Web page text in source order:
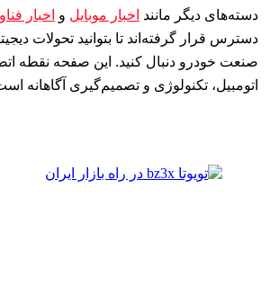
دسته‌های دیگر مانند اخبار موبایل و اخبار
دسترس قرار گرفته‌اند تا بتوانید تحولات
صنعت خودرو دنبال کنید. این صفحه نقطه
اتومبیل، تکنولوژی و تصمیم‌گیری آگاهانه